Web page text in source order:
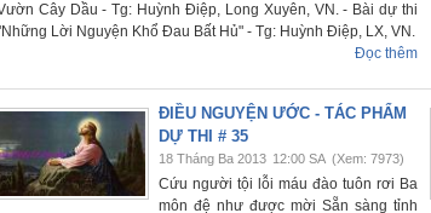
Cây Dầu - Tg: Huỳnh Điệp, Long Xuyên, VN. - Bài dự thi
Lời Nguyện Khổ Đau Bất Hủ" - Tg: Huỳnh Điệp, LX, VN.
Đọc thêm
ĐIỀU NGUYỆN ƯỚC - TÁC PHẨM
DỰ THI # 35
18 Tháng Ba 2013 12:00 SA (Xem: 7973)
Cứu người tội lỗi máu đào tuôn rơi Ba
môn đệ như được mời Sẵn sàng tỉnh